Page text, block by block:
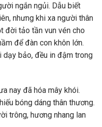
ngắn ngủi. Dẫu biết
nhưng khi xa người thân
đời tảo tần vun vén cho
để đàn con khôn lớn.
bảo, đều in đậm trong
nay đã hóa mây khói.
bóng dáng thân thương.
trông, hương nhang lan